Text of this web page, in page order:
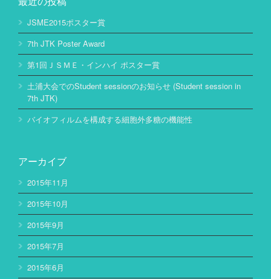
JSME2015ポスター賞
7th JTK Poster Award
第1回ＪＳＭＥ・インハイ ポスター賞
土浦大会でのStudent sessionのお知らせ (Student session in
7th JTK)
バイオフィルムを構成する細胞外多糖の機能性
アーカイブ
2015年11月
2015年10月
2015年9月
2015年7月
2015年6月